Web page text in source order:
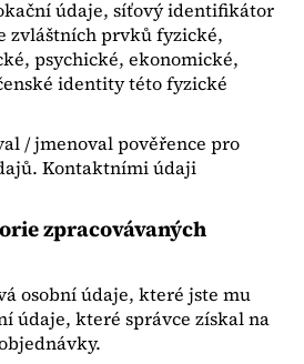
údaje, síťový identifikátor
zvláštních prvků fyzické,
psychické, ekonomické,
identity této fyzické
/ jmenoval pověřence pro
Kontaktními údaji
zpracovávaných
osobní údaje, které jste mu
údaje, které správce získal na